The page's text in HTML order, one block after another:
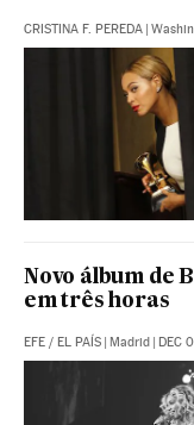
CRISTINA F. PEREDA |
Novo álbum de
em três horas
EFE / EL PAÍS | Madrid | DEC